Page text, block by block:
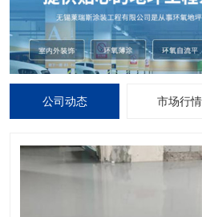
公司动态 市场行情